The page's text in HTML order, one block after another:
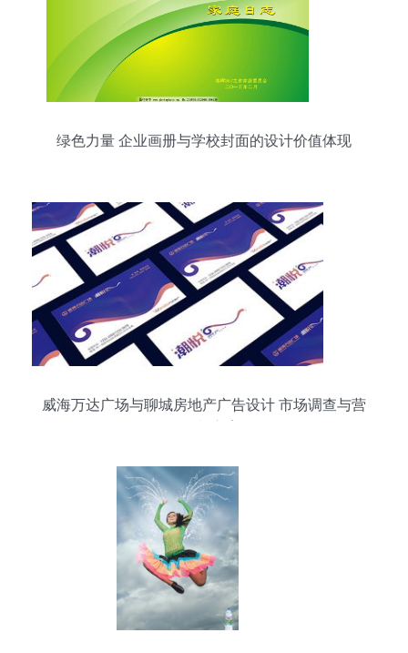
绿色力量 企业画册与学校封面的设计价值体现
威海万达广场与聊城房地产广告设计 市场调查与营